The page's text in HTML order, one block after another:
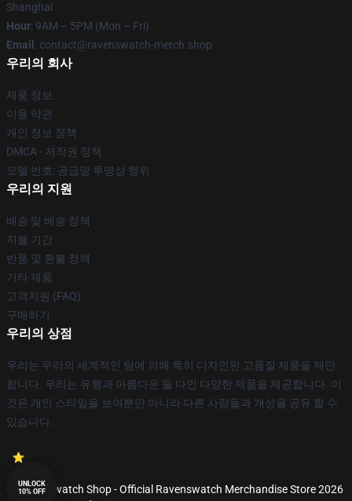
Shanghai
Hour: 9AM – 5PM (Mon – Fri)
Email : contact@ravenswatch-merch.shop
우리의 회사
제품 정보
이용 약관
개인 정보 정책
DMCA - 저작권 정책
모델 번호: 공급망 투명성 행위
우리의 지원
배송 및 배송 정책
지불 기간
반품 및 환불 정책
기타 제품
고객지원 (FAQ)
구매하기
우리의 상점
우리는 우리의 세계적인 팀에 의해 특히 디자인된 고품질 제품을 제안
합니다. 우리는 유행과 아름다운 둘 다인 다양한 제품을 제공합니다. 이
것은 개인 스타일을 보여뿐만 아니라 다른 사람들과 개성을 공유 할 수
있습니다.
© Ravenswatch Shop - Official Ravenswatch Merchandise Store 2026
UNLOCK
10% OFF